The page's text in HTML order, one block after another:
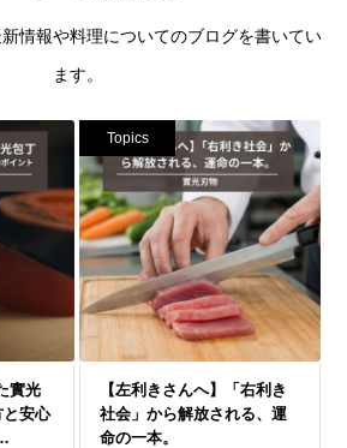
情報や料理についてのブログを書いてい
ます。
Topics